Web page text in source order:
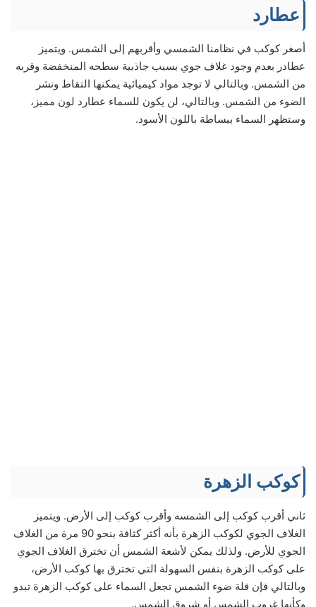
عطارد
أصغر كوكب في نظامنا الشمسي وأقربهم إلى الشمس. ويتميز
عطادر بعدم وجود غلاف جوي بسبب جاذبية سطحه المنخفضة وقربه
من الشمس. وبالتالي لا توجد مواد كيميائية يمكنها التقاط ونشر
الضوء من الشمس. وبالتالي، لن يكون للسماء عطارد لون مميز،
وستظهر السماء ببساطة باللون الأسود.
كوكب الزهرة
ثاني أقرب كوكب إلى الشمسه وأقرب كوكب إلى الأرض. ويتميز
الغلاف الجوي لكوكب الزهرة بأنه أكثر كثافة بنحو 90 مرة من الغلاف
الجوي للأرض. ولذلك يمكن لأشعة الشمس أن تخترق الغلاف الجوي
على كوكب الزهرة بنفس السهولة التي تخترق بها كوكب الأرض،
وبالتالي فإن قلة ضوء الشمس تجعل السماء على كوكب الزهرة تبدو
وكأنها غروب الشمس أو شروق الشمس.